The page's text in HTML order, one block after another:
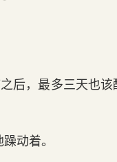
后，最多三天‌也
动着。